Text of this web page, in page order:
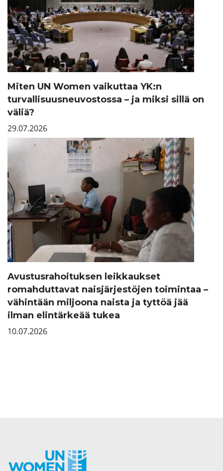
Miten UN Women vaikuttaa YK:n
turvallisuusneuvostossa – ja miksi sillä on
väliä?
29.07.2026
Avustusrahoituksen leikkaukset
romahduttavat naisjärjestöjen toimintaa –
vähintään miljoona naista ja tyttöä jää
ilman elintärkeää tukea
10.07.2026